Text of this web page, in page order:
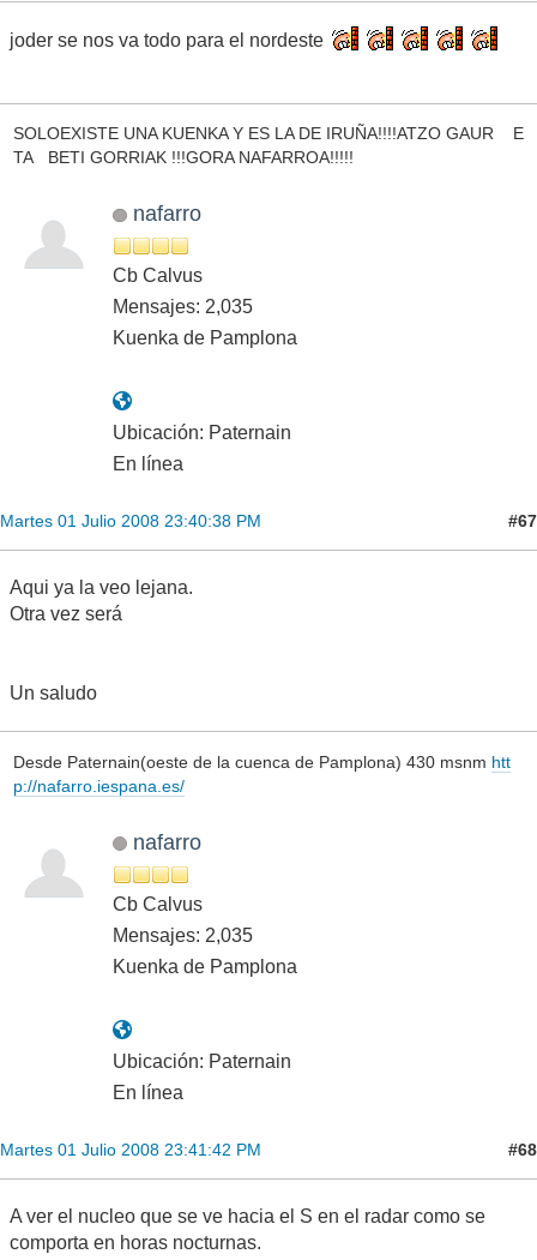
joder se nos va todo para el nordeste
SOLOEXISTE UNA KUENKA Y ES LA DE IRUÑA!!!!ATZO GAUR E
TA BETI GORRIAK !!!GORA NAFARROA!!!!!
nafarro
Cb Calvus
Mensajes: 2,035
Kuenka de Pamplona
Ubicación: Paternain
En línea
Martes 01 Julio 2008 23:40:38 PM #67
Aqui ya la veo lejana.
Otra vez será
Un saludo
Desde Paternain(oeste de la cuenca de Pamplona) 430 msnm htt
p://nafarro.iespana.es/
nafarro
Cb Calvus
Mensajes: 2,035
Kuenka de Pamplona
Ubicación: Paternain
En línea
Martes 01 Julio 2008 23:41:42 PM #68
A ver el nucleo que se ve hacia el S en el radar como se
comporta en horas nocturnas.